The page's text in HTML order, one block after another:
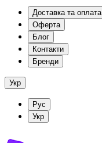
Доставка та оплата
Оферта
Блог
Контакти
Бренди
Укр
Рус
Укр